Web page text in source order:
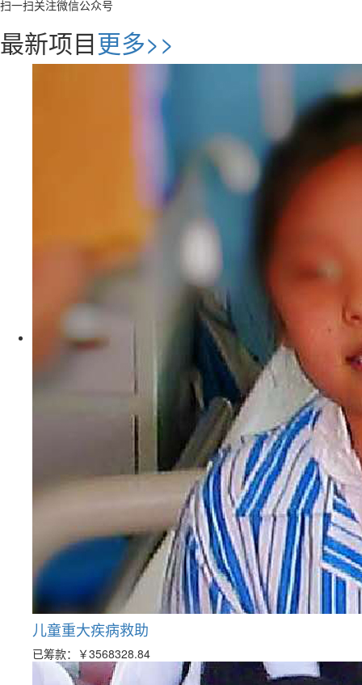
扫一扫关注微信公众号
最新项目更多>>
儿童重大疾病救助
已筹款： ￥3568328.84